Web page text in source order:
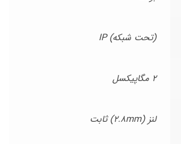
(تحت شبکه) IP
2 مگاپیکسل
لنز (2.8mm) ثابت